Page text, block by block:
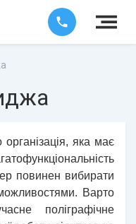
яка має
повинен вибирати
Варто
поліграфічне